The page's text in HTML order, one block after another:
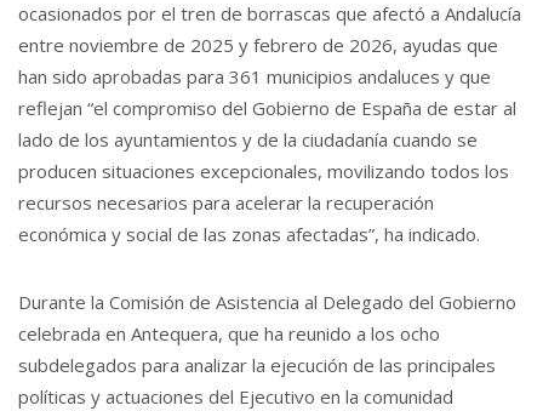
ocasionados por el tren de borrascas que afectó a Andalucía
entre noviembre de 2025 y febrero de 2026, ayudas que
han sido aprobadas para 361 municipios andaluces y que
reflejan “el compromiso del Gobierno de España de estar al
lado de los ayuntamientos y de la ciudadanía cuando se
producen situaciones excepcionales, movilizando todos los
recursos necesarios para acelerar la recuperación
económica y social de las zonas afectadas”, ha indicado.
Durante la Comisión de Asistencia al Delegado del Gobierno
celebrada en Antequera, que ha reunido a los ocho
subdelegados para analizar la ejecución de las principales
políticas y actuaciones del Ejecutivo en la comunidad